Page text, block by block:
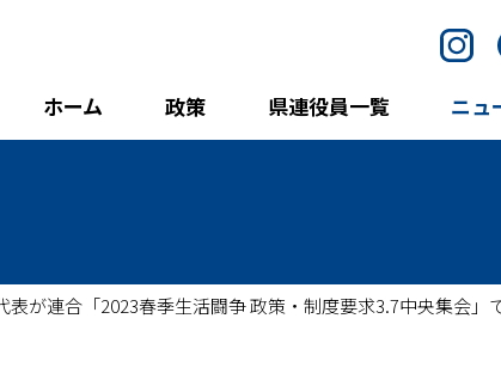
ホーム 政策 県連役員一覧 ニュ
表が連合「2023春季生活闘争 政策・制度要求3.7中央集会」